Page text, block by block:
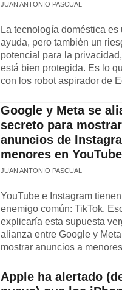
JUAN ANTONIO PASCUAL
La tecnología doméstica es
ayuda, pero también un
potencial para la
está bien protegida. Es lo
con los robot aspirador de
Google y Meta se
secreto para mostrar
anuncios de
menores en YouTube
JUAN ANTONIO PASCUAL
YouTube e Instagram
enemigo común: TikTok.
explicaría esta supuesta
alianza entre Google y
mostrar anuncios a
Apple ha alertado